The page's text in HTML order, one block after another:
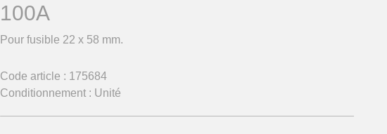
100A
Pour fusible 22 x 58 mm.
Code article : 175684
Conditionnement : Unité